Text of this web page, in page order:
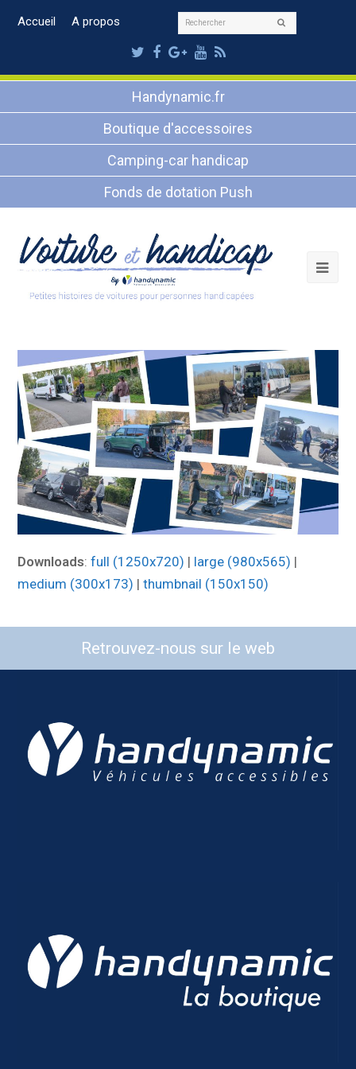
Accueil A propos Rechercher
Twitter
Facebook
Google
Plus
Youtube
RSS
Handynamic.fr
Boutique d'accessoires
Camping-car handicap
Fonds de dotation Push
Downloads:full (1250x720) | large (980x565) |
medium (300x173) |thumbnail (150x150)
Retrouvez-nous sur le web